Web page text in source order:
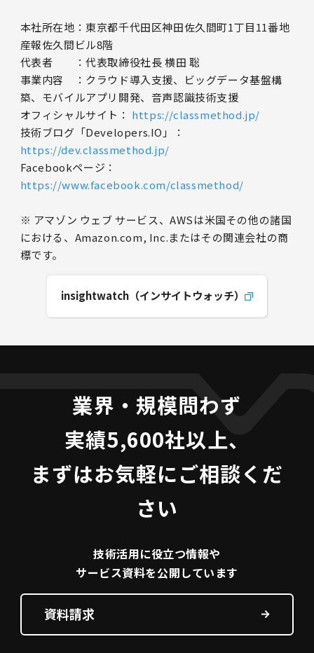
本社所在地：東京都千代田区神田佐久間町1丁目11番地
産報佐久間ビル8階
代表者 ：代表取締役社長 横田 聡
事業内容 ：クラウド導入支援、ビッグデータ基盤構
築、モバイルアプリ開発、音声認識技術支援
オフィシャルサイト： https://classmethod.jp/
技術ブログ「Developers.IO」：
https://dev.classmethod.jp/
Facebookページ：
https://www.facebook.com/classmethod/
※ アマゾン ウェブ サービス、AWSは米国その他の諸国
における、Amazon.com, Inc.またはその関連会社の商
標です。
insightwatch（インサイトウォッチ）
業界・規模問わず
実績5,600社以上、
まずはお気軽にご相談くだ
さい
技術活用に役立つ情報や
サービス資料を公開しています
資料請求